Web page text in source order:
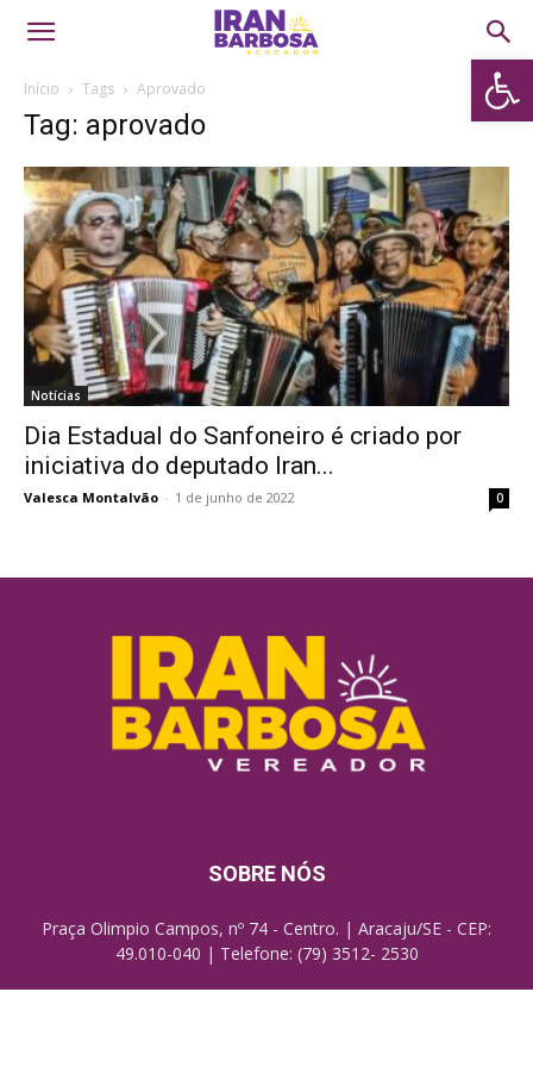
Abrir
Início Tags Aprovado
Tag: aprovado
Notícias
Dia Estadual do Sanfoneiro é criado por
iniciativa do deputado Iran...
Valesca Montalvão - 1 de junho de 2022 0
SOBRE NÓS
Praça Olimpio Campos, nº 74 - Centro. | Aracaju/SE - CEP:
49.010-040 | Telefone: (79) 3512- 2530